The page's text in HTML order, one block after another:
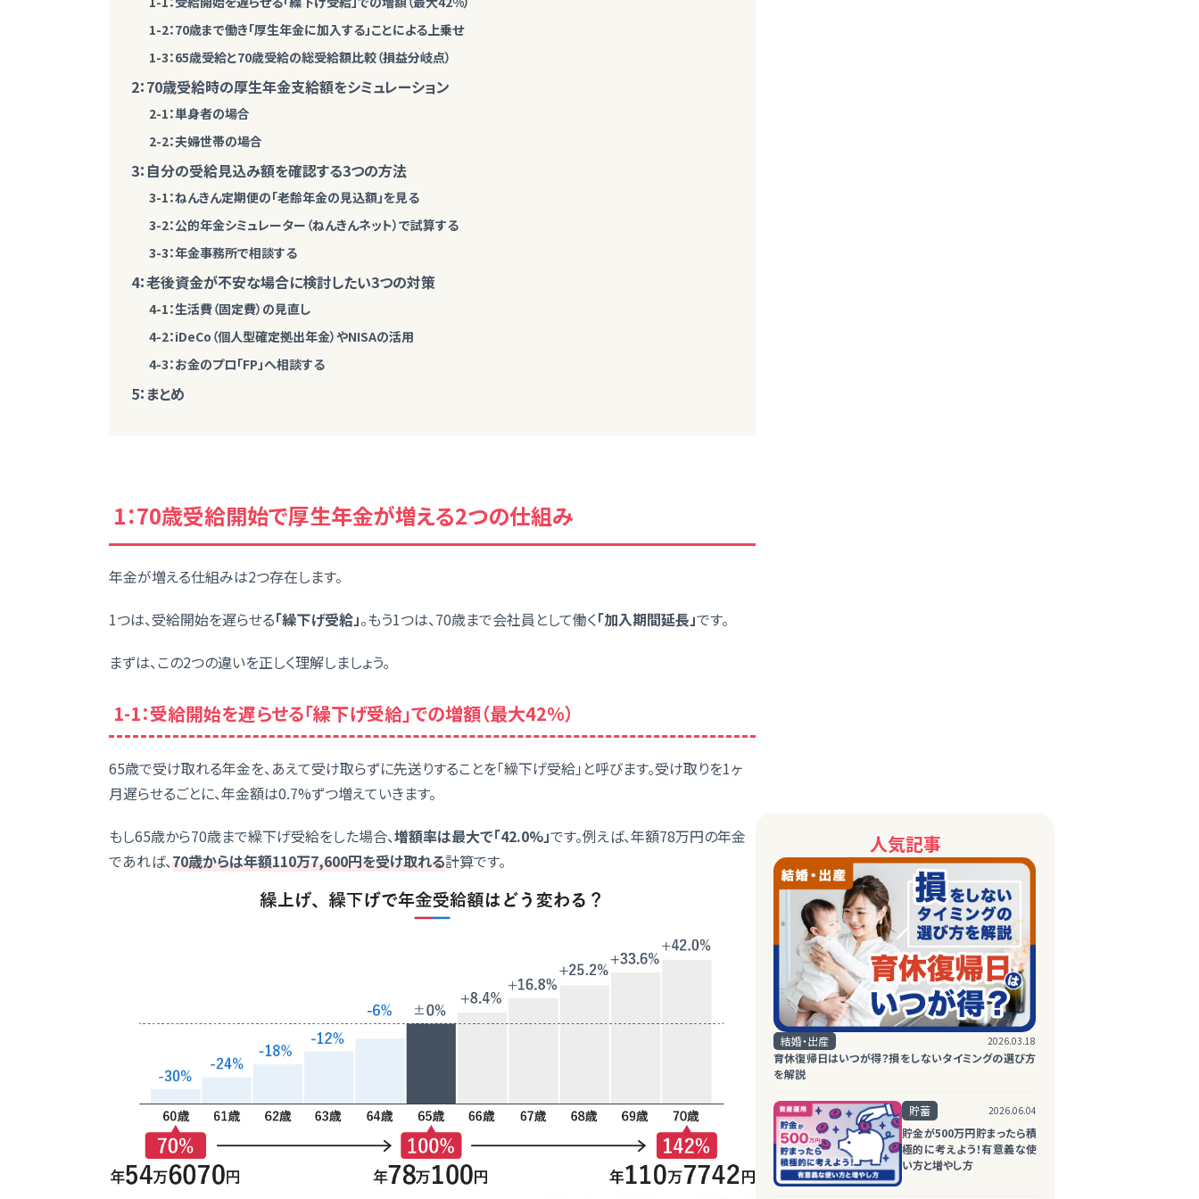
1-2：70歳まで働き「厚生年金に加入する」ことによる上乗せ
1-3：65歳受給と70歳受給の総受給額比較（損益分岐点）
2：70歳受給時の厚生年金支給額をシミュレーション
2-1：単身者の場合
2-2：夫婦世帯の場合
3：自分の受給見込み額を確認する3つの方法
3-1：ねんきん定期便の「老齢年金の見込額」を見る
3-2：公的年金シミュレーター（ねんきんネット）で試算する
3-3：年金事務所で相談する
4：老後資金が不安な場合に検討したい3つの対策
4-1：生活費（固定費）の見直し
4-2：iDeCo（個人型確定拠出年金）やNISAの活用
4-3：お金のプロ「FP」へ相談する
5：まとめ
1：70歳受給開始で厚生年金が増える2つの仕組み
年金が増える仕組みは2つ存在します。
1つは、受給開始を遅らせる「繰下げ受給」。もう1つは、70歳まで会社員として働く「加入期間延長」です。
まずは、この2つの違いを正しく理解しましょう。
1-1：受給開始を遅らせる「繰下げ受給」での増額（最大42%）
65歳で受け取れる年金を、あえて受け取らずに先送りすることを「繰下げ受給」と呼びます。受け取りを1ヶ
月遅らせるごとに、年金額は0.7%ずつ増えていきます。
もし65歳から70歳まで繰下げ受給をした場合、増額率は最大で「42.0%」です。例えば、年額78万円の年金
であれば、70歳からは年額110万7,600円を受け取れる計算です。
人気記事
結婚・出産 2026.03.18
育休復帰日はいつが得？損をしないタイミングの選び方
を解説
貯蓄 2026.06.04
貯金が500万円貯まったら積
極的に考えよう！有意義な使
い方と増やし方